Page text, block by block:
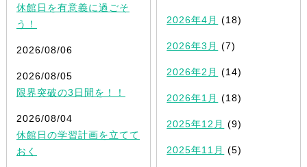
休館日を有意義に過ごそ
う！
2026/08/06
2026/08/05
限界突破の3日間を！！
2026/08/04
休館日の学習計画を立てて
おく
2026年4月 (18)
2026年3月 (7)
2026年2月 (14)
2026年1月 (18)
2025年12月 (9)
2025年11月 (5)